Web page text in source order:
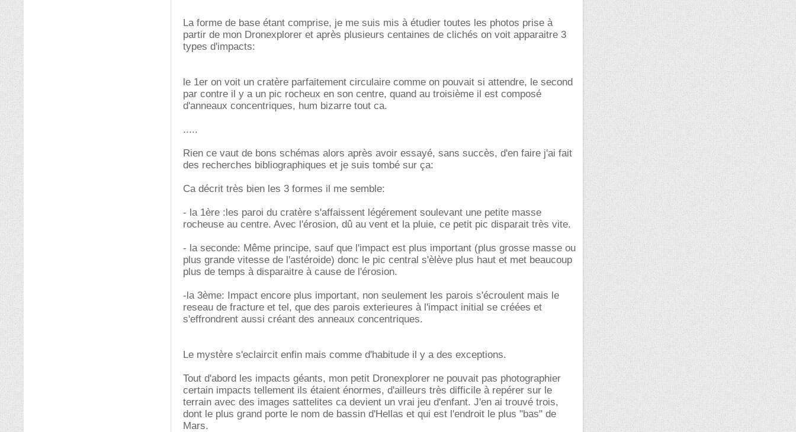
La forme de base étant comprise, je me suis mis à étudier toutes les photos prise à
partir de mon Dronexplorer et après plusieurs centaines de clichés on voit apparaitre 3
types d'impacts:
le 1er on voit un cratère parfaitement circulaire comme on pouvait si attendre, le second
par contre il y a un pic rocheux en son centre, quand au troisième il est composé
d'anneaux concentriques, hum bizarre tout ca.
.....
Rien ce vaut de bons schémas alors après avoir essayé, sans succès, d'en faire j'ai fait
des recherches bibliographiques et je suis tombé sur ça:
Ca décrit très bien les 3 formes il me semble:
- la 1ère :les paroi du cratère s'affaissent légérement soulevant une petite masse
rocheuse au centre. Avec l'érosion, dû au vent et la pluie, ce petit pic disparait très vite.
- la seconde: Même principe, sauf que l'impact est plus important (plus grosse masse ou
plus grande vitesse de l'astéroide) donc le pic central s'èlève plus haut et met beaucoup
plus de temps à disparaitre à cause de l'érosion.
-la 3ème: Impact encore plus important, non seulement les parois s'écroulent mais le
reseau de fracture et tel, que des parois exterieures à l'impact initial se créées et
s'effrondrent aussi créant des anneaux concentriques.
Le mystère s'eclaircit enfin mais comme d'habitude il y a des exceptions.
Tout d'abord les impacts géants, mon petit Dronexplorer ne pouvait pas photographier
certain impacts tellement ils étaient énormes, d'ailleurs très difficile à repérer sur le
terrain avec des images sattelites ca devient un vrai jeu d'enfant. J'en ai trouvé trois,
dont le plus grand porte le nom de bassin d'Hellas et qui est l'endroit le plus "bas" de
Mars.